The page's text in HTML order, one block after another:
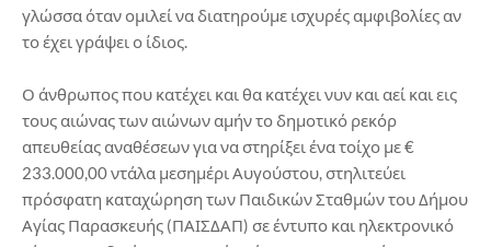
γλώσσα όταν ομιλεί να διατηρούμε ισχυρές αμφιβολίες αν
το έχει γράψει ο ίδιος.
Ο άνθρωπος που κατέχει και θα κατέχει νυν και αεί και εις
τους αιώνας των αιώνων αμήν το δημοτικό ρεκόρ
απευθείας αναθέσεων για να στηρίξει ένα τοίχο με €
233.000,00 ντάλα μεσημέρι Αυγούστου, στηλιτεύει
πρόσφατη καταχώρηση των Παιδικών Σταθμών του Δήμου
Αγίας Παρασκευής (ΠΑΙΣΔΑΠ) σε έντυπο και ηλεκτρονικό